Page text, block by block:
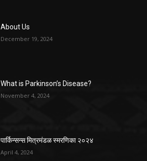
About Us
December 19, 2024
What is Parkinson’s Disease?
November 4, 2024
पार्किन्सन्स मित्रमंडळ स्मरणिका २०२४
April 4, 2024